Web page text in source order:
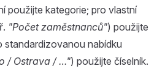
použijte kategorie; pro vlastní
"Počet zaměstnanců") použijte
standardizovanou nabídku
/ Ostrava / …") použijte číselník.